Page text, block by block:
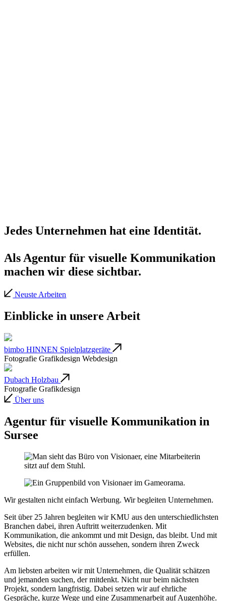
Jedes Unternehmen hat eine Identität.
Als Agentur für visuelle Kommunikation
machen wir diese sichtbar.
Neuste Arbeiten
Einblicke in unsere Arbeit
bimbo HINNEN Spielplatzgeräte
Fotografie Grafikdesign Webdesign
Dubach Holzbau
Fotografie Grafikdesign
Über uns
Agentur für visuelle Kommunikation in
Sursee
Wir gestalten nicht einfach Werbung. Wir begleiten Unternehmen.
Seit über 25 Jahren begleiten wir KMU aus den unterschiedlichsten
Branchen dabei, ihren Auftritt weiterzudenken. Mit
Kommunikation, die ankommt und mit Design, das bleibt. Und mit
Websites, die nicht nur schön aussehen, sondern ihren Zweck
erfüllen.
Am liebsten arbeiten wir mit Unternehmen, die Qualität schätzen
und jemanden suchen, der mitdenkt. Nicht nur beim nächsten
Projekt, sondern langfristig. Dabei setzen wir auf ehrliche
Gespräche, kurze Wege und eine Zusammenarbeit auf Augenhöhe.